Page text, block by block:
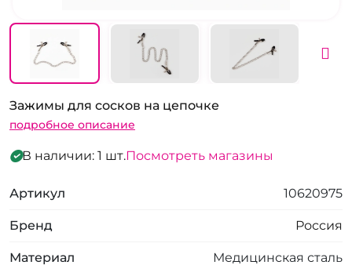
Зажимы для сосков на цепочке
подробное описание
В наличии: 1 шт.Посмотреть магазины
Артикул 10620975
Бренд Россия
Материал Медицинская сталь